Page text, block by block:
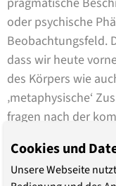
oder psychische
Beobachtungsfeld.
dass wir heute
des Körpers wie
‚metaphysische‘
fragen nach der
als ‚Gegenstand‘
Cookies und
Unsere Webseite